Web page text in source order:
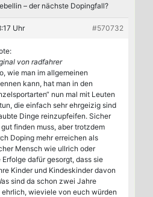
– der nächste Dopingfall?
Uhr
#570732
von radfahrer
wie man im allgemeinen
kann, hat man in den
nun mal mit Leuten
die einfach sehr ehrgeizig sind
Dinge reinzupfeifen. Sicher
finden muss, aber trotzdem
Doping mehr erreichen als
Mensch wie ullrich oder
dafür gesorgt, dass sie
Kinder und Kindeskinder davon
sind da schon zwei Jahre
ehrlich, wieviele von euch würden